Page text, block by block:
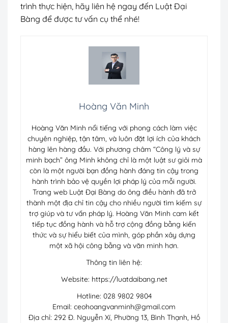
trình thực hiện, hãy liên hệ ngay đến Luật Đại
Bàng để được tư vấn cụ thể nhé!
Hoàng Văn Minh
Hoàng Văn Minh nổi tiếng với phong cách làm việc
chuyên nghiệp, tận tâm, và luôn đặt lợi ích của khách
hàng lên hàng đầu. Với phương châm “Công lý và sự
minh bạch” ông Minh không chỉ là một luật sư giỏi mà
còn là một người bạn đồng hành đáng tin cậy trong
hành trình bảo vệ quyền lợi pháp lý của mỗi người.
Trang web Luật Đại Bàng do ông điều hành đã trở
thành một địa chỉ tin cậy cho nhiều người tìm kiếm sự
trợ giúp và tư vấn pháp lý. Hoàng Văn Minh cam kết
tiếp tục đồng hành và hỗ trợ cộng đồng bằng kiến
thức và sự hiểu biết của mình, góp phần xây dựng
một xã hội công bằng và văn minh hơn.
Thông tin liên hệ:
Website: https://luatdaibang.net
Hotline: 028 9802 9804
Email: ceohoangvanminh@gmail.com
Địa chỉ: 292 Đ. Nguyễn Xí, Phường 13, Bình Thạnh, Hồ